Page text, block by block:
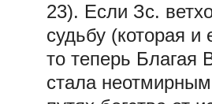
23). Если Зс.
судьбу (которая
то теперь Благая
стала